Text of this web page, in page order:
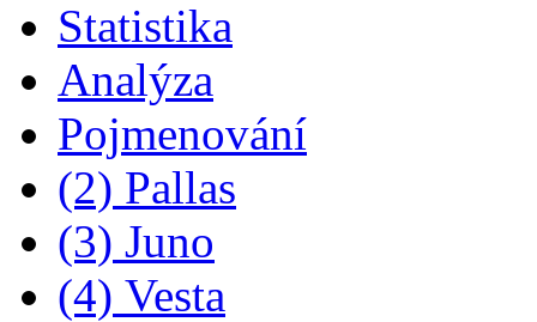
Statistika
Analýza
Pojmenování
(2) Pallas
(3) Juno
(4) Vesta